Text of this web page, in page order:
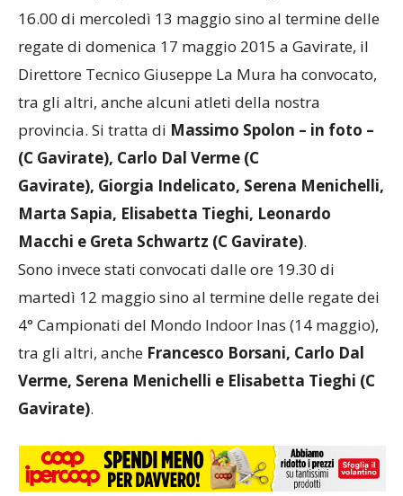
16.00 di mercoledì 13 maggio sino al termine delle
regate di domenica 17 maggio 2015 a Gavirate, il
Direttore Tecnico Giuseppe La Mura ha convocato,
tra gli altri, anche alcuni atleti della nostra
provincia. Si tratta di Massimo Spolon – in foto –
(C Gavirate), Carlo Dal Verme (C
Gavirate), Giorgia Indelicato, Serena Menichelli,
Marta Sapia, Elisabetta Tieghi, Leonardo
Macchi e Greta Schwartz (C Gavirate).
Sono invece stati convocati dalle ore 19.30 di
martedì 12 maggio sino al termine delle regate dei
4° Campionati del Mondo Indoor Inas (14 maggio),
tra gli altri, anche Francesco Borsani, Carlo Dal
Verme, Serena Menichelli e Elisabetta Tieghi (C
Gavirate).